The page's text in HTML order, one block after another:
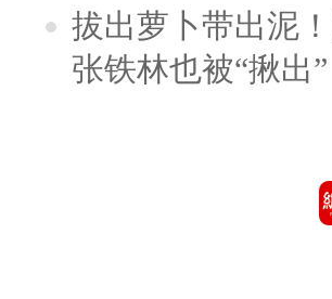
拔出萝卜带出泥
张铁林也被“揪出”